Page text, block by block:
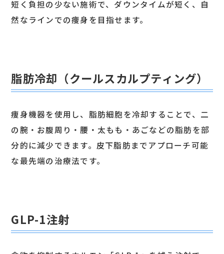
短く負担の少ない施術で、ダウンタイムが短く、自
然なラインでの痩身を目指せます。
脂肪冷却（クールスカルプティング）
痩身機器を使用し、脂肪細胞を冷却することで、二
の腕・お腹周り・腰・太もも・あごなどの脂肪を部
分的に減少できます。皮下脂肪までアプローチ可能
な最先端の治療法です。
GLP-1注射